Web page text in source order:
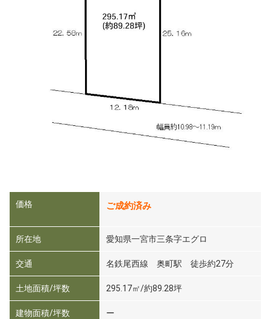
価格 ご成約済み
所在地 愛知県一宮市三条字エグロ
交通 名鉄尾西線 奥町駅 徒歩約27分
土地面積/坪数 295.17㎡/約89.28坪
建物面積/坪数 ー